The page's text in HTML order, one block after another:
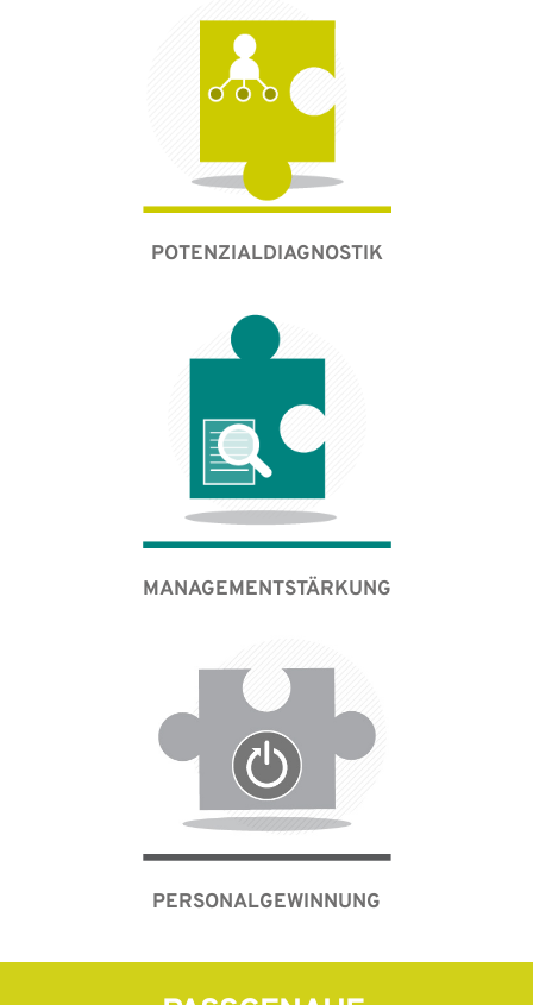
POTENZIALDIAGNOSTIK
MANAGEMENTSTÄRKUNG
PERSONALGEWINNUNG